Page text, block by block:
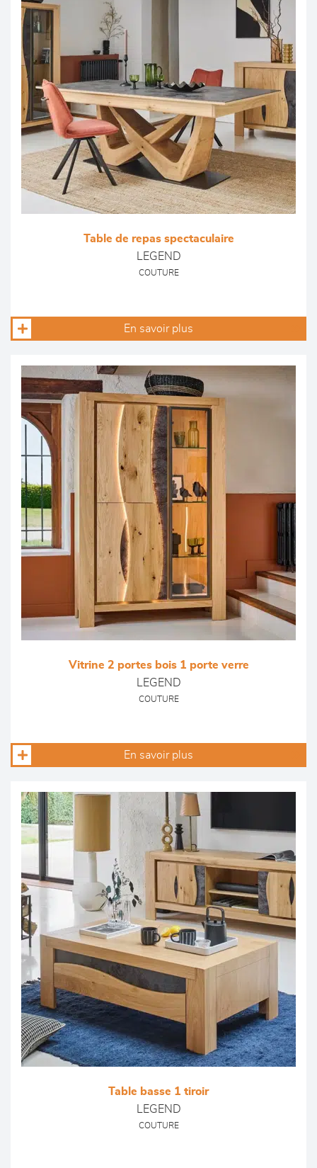
Table de repas spectaculaire
LEGEND
COUTURE
En savoir plus
Vitrine 2 portes bois 1 porte verre
LEGEND
COUTURE
En savoir plus
Table basse 1 tiroir
LEGEND
COUTURE